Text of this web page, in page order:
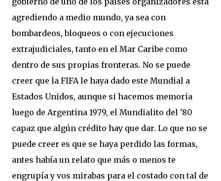
agrediendo a medio mundo, ya sea con
bombardeos, bloqueos o con ejecuciones
extrajudiciales, tanto en el Mar Caribe como
dentro de sus propias fronteras. No se puede
creer que la FIFA le haya dado este Mundial a
Estados Unidos, aunque si hacemos memoria
luego de Argentina 1979, el Mundialito del '80
capaz que algún crédito hay que dar. Lo que no se
puede creer es que se haya perdido las formas,
antes había un relato que más o menos te
engrupía y vos mirabas para el costado con tal de